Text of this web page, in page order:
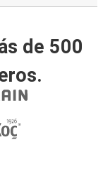
de 500